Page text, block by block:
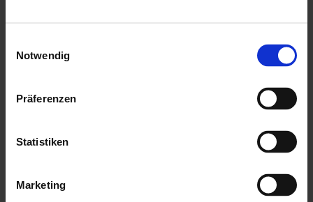
Notwendig
Präferenzen
Statistiken
Marketing
Herstellung "Made in Germany"